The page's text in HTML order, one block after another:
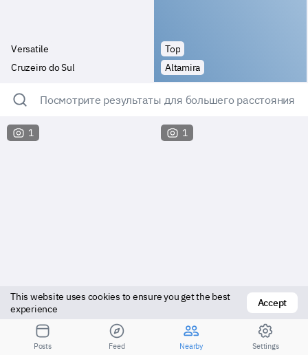
Versatile
Cruzeiro do Sul
Top
Altamira
Посмотрите результаты для большего расстояния
1
Vers top
1
Versatile
This website uses cookies to ensure you get the best
experience
Accept
Posts Feed Nearby Settings